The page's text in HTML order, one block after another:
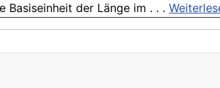
der Länge im . . .